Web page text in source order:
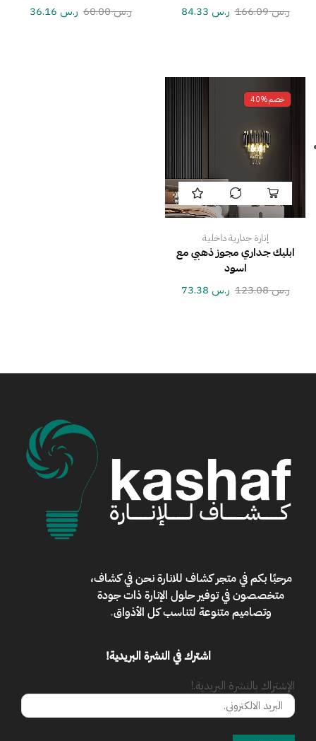
ر.س166.09 ر.س ر.س60.00 ر.س
خصم40%
إنارة جدارية داخلية
ابليك جداري مجوز ذهبي مع
اسود
ر.س123.08 ر.س
مرحبًا بكم فيمتجر كشاف للانارةنحن في كشاف،
متخصصون في توفير حلول الإنارة ذات جودة
وتصاميم متنوعة لتناسب كل الأذواق.
اشترك في النشرة البريدية!
الإشتراك بالنشرة البريدية.!